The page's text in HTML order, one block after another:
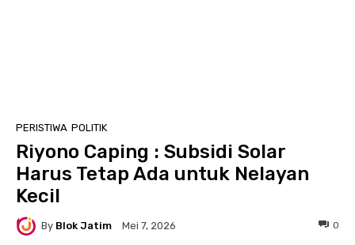
PERISTIWA POLITIK
Riyono Caping : Subsidi Solar
Harus Tetap Ada untuk Nelayan
Kecil
By Blok Jatim Mei 7, 2026 0